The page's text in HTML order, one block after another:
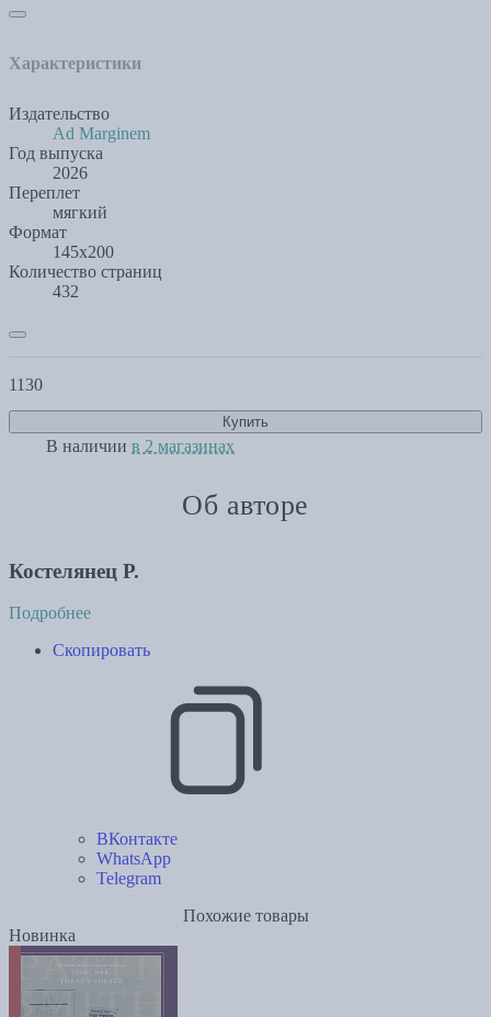
Характеристики
Издательство
Ad Marginem
Год выпуска
2026
Переплет
мягкий
Формат
145х200
Количество страниц
432
1130
Купить
В наличии в 2 магазинах
Об авторе
Костелянец Р.
Подробнее
Скопировать
ВКонтакте
WhatsApp
Telegram
Похожие товары
Новинка